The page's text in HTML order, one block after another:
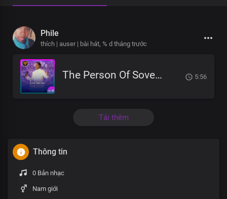
Phile
thích | auser | bài hát, % d tháng trước
The Person Of Sovereign Majesty 5:56
Tải thêm
Thông tin
0 Bản nhạc
Nam giới